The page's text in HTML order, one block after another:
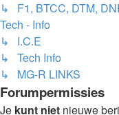
↳ F1, BTCC, DTM,
Tech - Info
↳ I.C.E
↳ Tech Info
↳ MG-R LINKS
Forumpermissies
Je kunt niet nieuwe